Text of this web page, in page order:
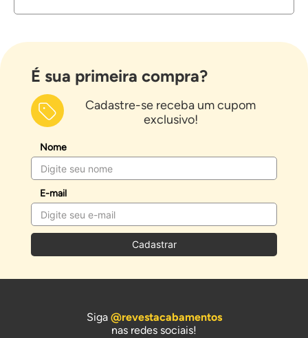
É sua primeira compra?
Cadastre-se receba um cupom
exclusivo!
Nome
E-mail
Cadastrar
Siga @revestacabamentos
nas redes sociais!